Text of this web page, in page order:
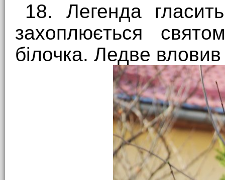
18. Легенда
захоплюється
білочка. Ледве вловив